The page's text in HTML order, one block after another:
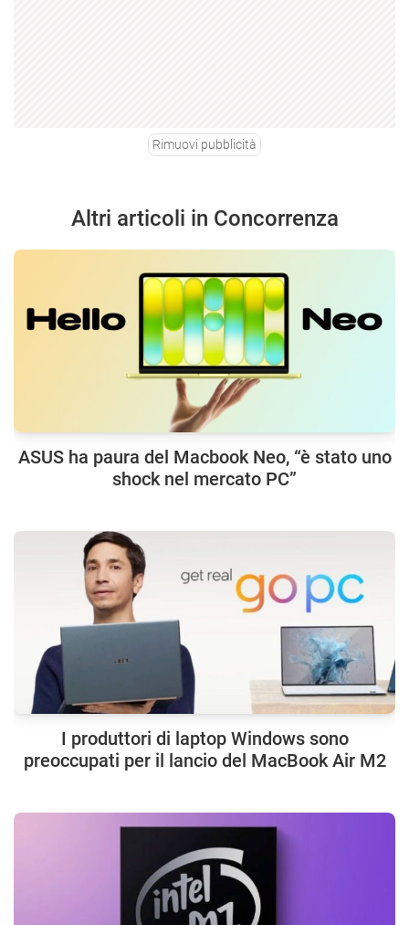
Rimuovi pubblicità
Altri articoli in Concorrenza
ASUS ha paura del Macbook Neo, “è stato uno
shock nel mercato PC”
I produttori di laptop Windows sono
preoccupati per il lancio del MacBook Air M2